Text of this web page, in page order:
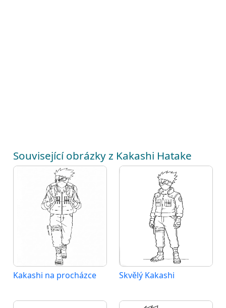
Související obrázky z Kakashi Hatake
Kakashi na procházce Skvělý Kakashi